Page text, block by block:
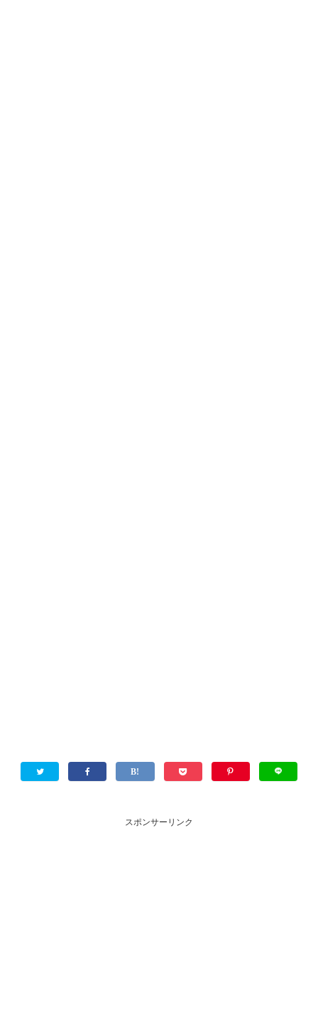
スポンサーリンク